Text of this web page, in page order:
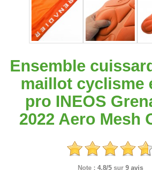
Ensemble
maillot cyclisme
pro INEOS
2022 Aero Mesh
Note : 4.8/5 sur 9 avis